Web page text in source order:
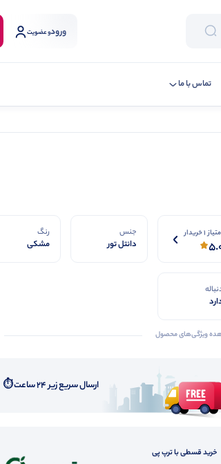
ورودو عضویت
تماس با ما
1 خریدار جنس
دانتل تور
رنگ
مشکی
ویژگی‌های محصول
ارسال سریع زیر ۲۴ ساعت ⏱️
خرید قسطی با ترپ پی